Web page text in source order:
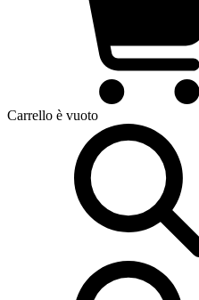
Carrello è vuoto